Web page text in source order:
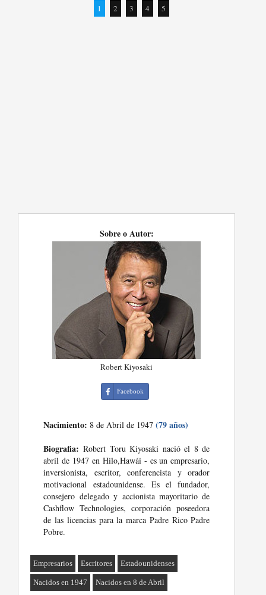
1 2 3 4 5
Sobre o Autor:
Robert Kiyosaki
Facebook
Nacimiento: 8 de Abril de 1947(79 años)
Biografia: Robert Toru Kiyosaki nació el 8 de
abril de 1947 en Hilo,Hawái - es un empresario,
inversionista, escritor, conferencista y orador
motivacional estadounidense. Es el fundador,
consejero delegado y accionista mayoritario de
Cashflow Technologies, corporación poseedora
de las licencias para la marca Padre Rico Padre
Pobre.
Empresarios Escritores Estadounidenses
Nacidos en 1947 Nacidos en 8 de Abril